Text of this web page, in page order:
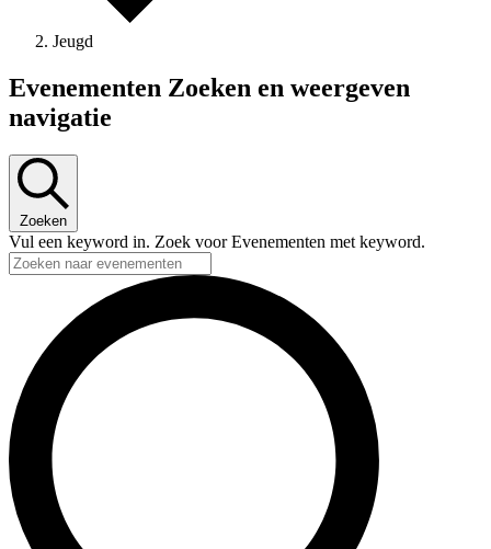
Jeugd
Evenementen
Evenementen Zoeken en weergeven
navigatie
Zoeken
Vul een keyword in. Zoek voor Evenementen met keyword.